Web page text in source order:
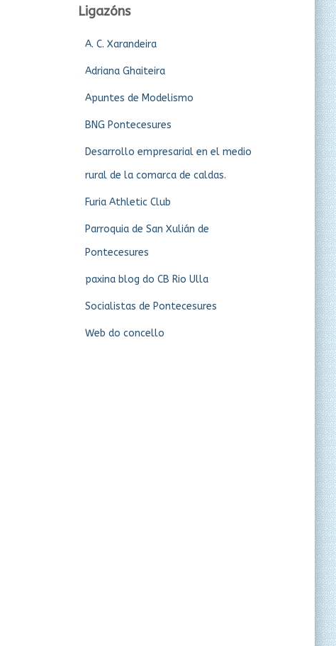
Ligazóns
A. C. Xarandeira
Adriana Ghaiteira
Apuntes de Modelismo
BNG Pontecesures
Desarrollo empresarial en el medio
rural de la comarca de caldas.
Furia Athletic Club
Parroquia de San Xulián de
Pontecesures
paxina blog do CB Rio Ulla
Socialistas de Pontecesures
Web do concello